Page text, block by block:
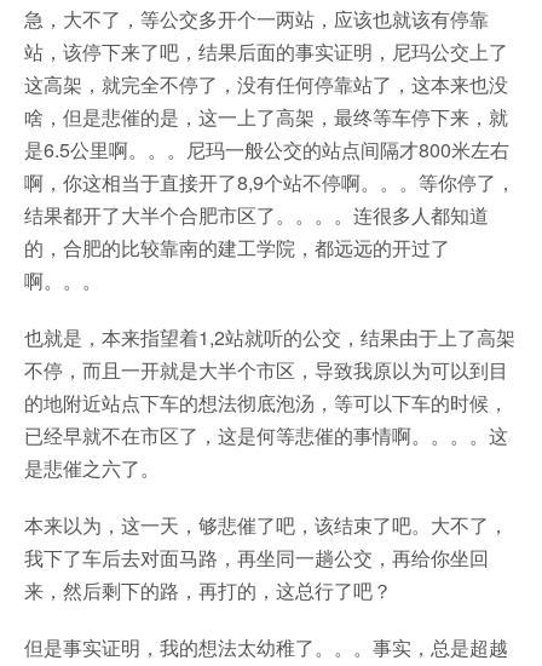
急，大不了，等公交多开个一两站，应该也就该有停靠
站，该停下来了吧，结果后面的事实证明，尼玛公交上了
这高架，就完全不停了，没有任何停靠站了，这本来也没
啥，但是悲催的是，这一上了高架，最终等车停下来，就
是6.5公里啊。。。尼玛一般公交的站点间隔才800米左右
啊，你这相当于直接开了8,9个站不停啊。。。等你停了，
结果都开了大半个合肥市区了。。。。连很多人都知道
的，合肥的比较靠南的建工学院，都远远的开过了
啊。。。
也就是，本来指望着1,2站就听的公交，结果由于上了高架
不停，而且一开就是大半个市区，导致我原以为可以到目
的地附近站点下车的想法彻底泡汤，等可以下车的时候，
已经早就不在市区了，这是何等悲催的事情啊。。。。这
是悲催之六了。
本来以为，这一天，够悲催了吧，该结束了吧。大不了，
我下了车后去对面马路，再坐同一趟公交，再给你坐回
来，然后剩下的路，再打的，这总行了吧？
但是事实证明，我的想法太幼稚了。。。事实，总是超越